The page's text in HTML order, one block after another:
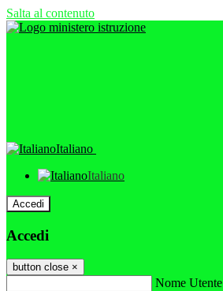
Salta al contenuto
Italiano
Italiano
Accedi
Accedi
button close ×
Nome Utente